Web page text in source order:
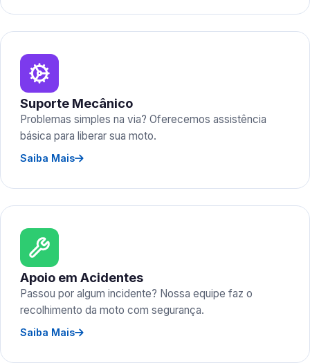
Suporte Mecânico
Problemas simples na via? Oferecemos assistência
básica para liberar sua moto.
Saiba Mais
Apoio em Acidentes
Passou por algum incidente? Nossa equipe faz o
recolhimento da moto com segurança.
Saiba Mais